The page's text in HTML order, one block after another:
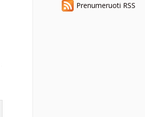
Prenumeruoti RSS